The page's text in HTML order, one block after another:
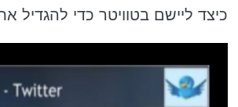
כיצד ליישם בטוויטר כדי להגדיל